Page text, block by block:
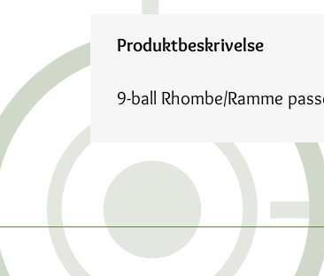
Produktbeskrivelse
9-ball Rhombe/Ramme